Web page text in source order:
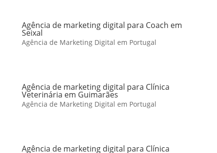
Agência de marketing digital para Coach em
Seixal
Agência de Marketing Digital em Portugal
Agência de marketing digital para Clínica
Veterinária em Guimarães
Agência de Marketing Digital em Portugal
Agência de marketing digital para Clínica